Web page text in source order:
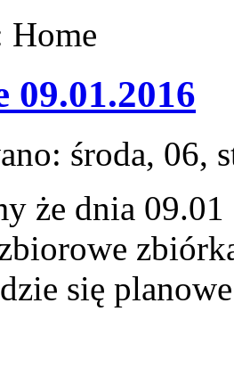
Home
09.01.2016
środa, 06,
że dnia
się